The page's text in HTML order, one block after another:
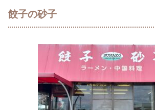
餃子の砂子